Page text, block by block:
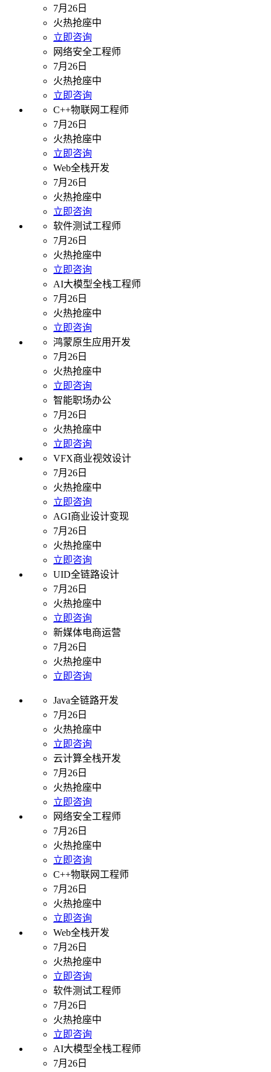
7月26日
火热抢座中
立即咨询
网络安全工程师
7月26日
火热抢座中
立即咨询
C++物联网工程师
7月26日
火热抢座中
立即咨询
Web全栈开发
7月26日
火热抢座中
立即咨询
软件测试工程师
7月26日
火热抢座中
立即咨询
AI大模型全栈工程师
7月26日
火热抢座中
立即咨询
鸿蒙原生应用开发
7月26日
火热抢座中
立即咨询
智能职场办公
7月26日
火热抢座中
立即咨询
VFX商业视效设计
7月26日
火热抢座中
立即咨询
AGI商业设计变现
7月26日
火热抢座中
立即咨询
UID全链路设计
7月26日
火热抢座中
立即咨询
新媒体电商运营
7月26日
火热抢座中
立即咨询
Java全链路开发
7月26日
火热抢座中
立即咨询
云计算全栈开发
7月26日
火热抢座中
立即咨询
网络安全工程师
7月26日
火热抢座中
立即咨询
C++物联网工程师
7月26日
火热抢座中
立即咨询
Web全栈开发
7月26日
火热抢座中
立即咨询
软件测试工程师
7月26日
火热抢座中
立即咨询
AI大模型全栈工程师
7月26日